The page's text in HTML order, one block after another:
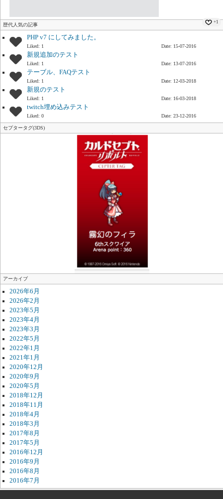
+1
歴代人気の記事
PHP v7 にしてみました。
Liked: 1 Date: 15-07-2016
新規追加のテスト
Liked: 1 Date: 13-07-2016
テーブル、FAQテスト
Liked: 1 Date: 12-03-2018
新規のテスト
Liked: 1 Date: 16-03-2018
twitch埋め込みテスト
Liked: 0 Date: 23-12-2016
セプタータグ(3DS)
アーカイブ
2026年6月
2026年2月
2023年5月
2023年4月
2023年3月
2022年5月
2022年1月
2021年1月
2020年12月
2020年9月
2020年5月
2018年12月
2018年11月
2018年4月
2018年3月
2017年8月
2017年5月
2016年12月
2016年9月
2016年8月
2016年7月